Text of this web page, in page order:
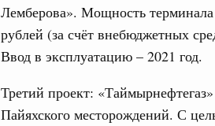
Лемберова». Мощность
рублей (за счёт внебюджетных
Ввод в эксплуатацию – 2021 год.
Третий проект:
Пайяхского месторождений. С